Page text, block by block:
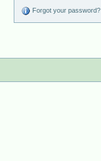
Forgot your password?